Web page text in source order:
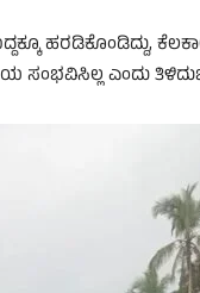
ಹರಡಿಕೊಂಡಿದ್ದು,
ಸಂಭವಿಸಿಲ್ಲ ಎಂದು